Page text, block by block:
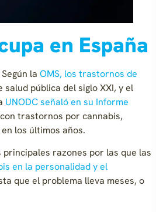
en España
la OMS, los trastornos de
pública del siglo XXI, y el
UNODC señaló en su Informe
trastornos por cannabis,
los últimos años.
principales razones por las que las
en la personalidad y el
que el problema lleva meses, o